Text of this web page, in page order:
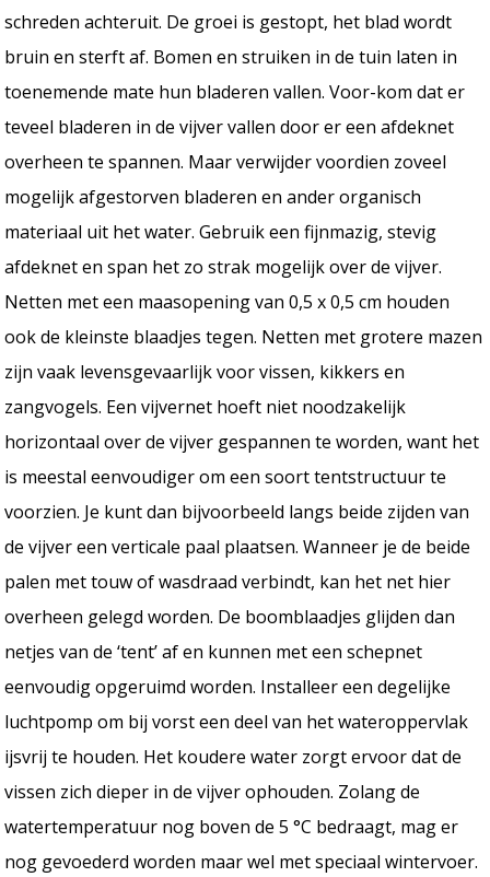
schreden achteruit. De groei is gestopt, het blad wordt
bruin en sterft af. Bomen en struiken in de tuin laten in
toenemende mate hun bladeren vallen. Voor-kom dat er
teveel bladeren in de vijver vallen door er een afdeknet
overheen te spannen. Maar verwijder voordien zoveel
mogelijk afgestorven bladeren en ander organisch
materiaal uit het water. Gebruik een fijnmazig, stevig
afdeknet en span het zo strak mogelijk over de vijver.
Netten met een maasopening van 0,5 x 0,5 cm houden
ook de kleinste blaadjes tegen. Netten met grotere mazen
zijn vaak levensgevaarlijk voor vissen, kikkers en
zangvogels. Een vijvernet hoeft niet noodzakelijk
horizontaal over de vijver gespannen te worden, want het
is meestal eenvoudiger om een soort tentstructuur te
voorzien. Je kunt dan bijvoorbeeld langs beide zijden van
de vijver een verticale paal plaatsen. Wanneer je de beide
palen met touw of wasdraad verbindt, kan het net hier
overheen gelegd worden. De boomblaadjes glijden dan
netjes van de ‘tent’ af en kunnen met een schepnet
eenvoudig opgeruimd worden. Installeer een degelijke
luchtpomp om bij vorst een deel van het wateroppervlak
ijsvrij te houden. Het koudere water zorgt ervoor dat de
vissen zich dieper in de vijver ophouden. Zolang de
watertemperatuur nog boven de 5 °C bedraagt, mag er
nog gevoederd worden maar wel met speciaal wintervoer.